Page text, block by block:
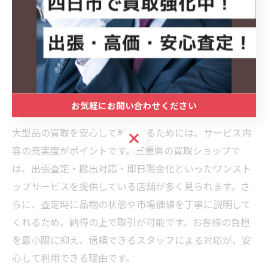
します。また、査定基準が明確で説明が丁寧な業者を選
ぶことで、トラブルを未然に防げます。口コミや実績を
参考にし、複数社で比較検討するのも有効です。重い品
物はプロに任せることで、安全かつ効率的に現金化でき
ます。
安心して利用できる大型品買取の特徴
大型品の買取を安心して利用するためには、サービス内
容の充実度がポイントです。三重県の買取ショップで
は、出張査定・搬出対応・即日現金化といったワンスト
ップサービスを提供している店舗が多く見られます。さ
らに、査定時に品物の状態や市場価値を丁寧に説明して
くれるため、納得の上で取引が可能です。お客様の負担
を最小限に抑え、信頼できるスタッフによる対応が、安
心して利用できる理由です。
お気軽にお問い合わせください
お気軽にお問い合わせください